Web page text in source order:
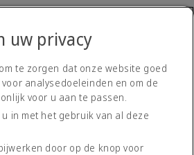
op
uw privacy
te zorgen dat onze website goed
analysedoeleinden en om de
voor u aan te passen.
in met het gebruik van al deze
door op de knop voor